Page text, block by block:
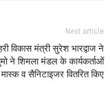
Next article
विकास मंत्री सुरेश भारद्वाज ने
ने शिमला मंडल के कार्यकर्ताओं
व सैनिटाइजर वितरित किए